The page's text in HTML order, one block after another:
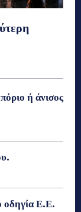
ή άνισος
οδηγία Ε.Ε.